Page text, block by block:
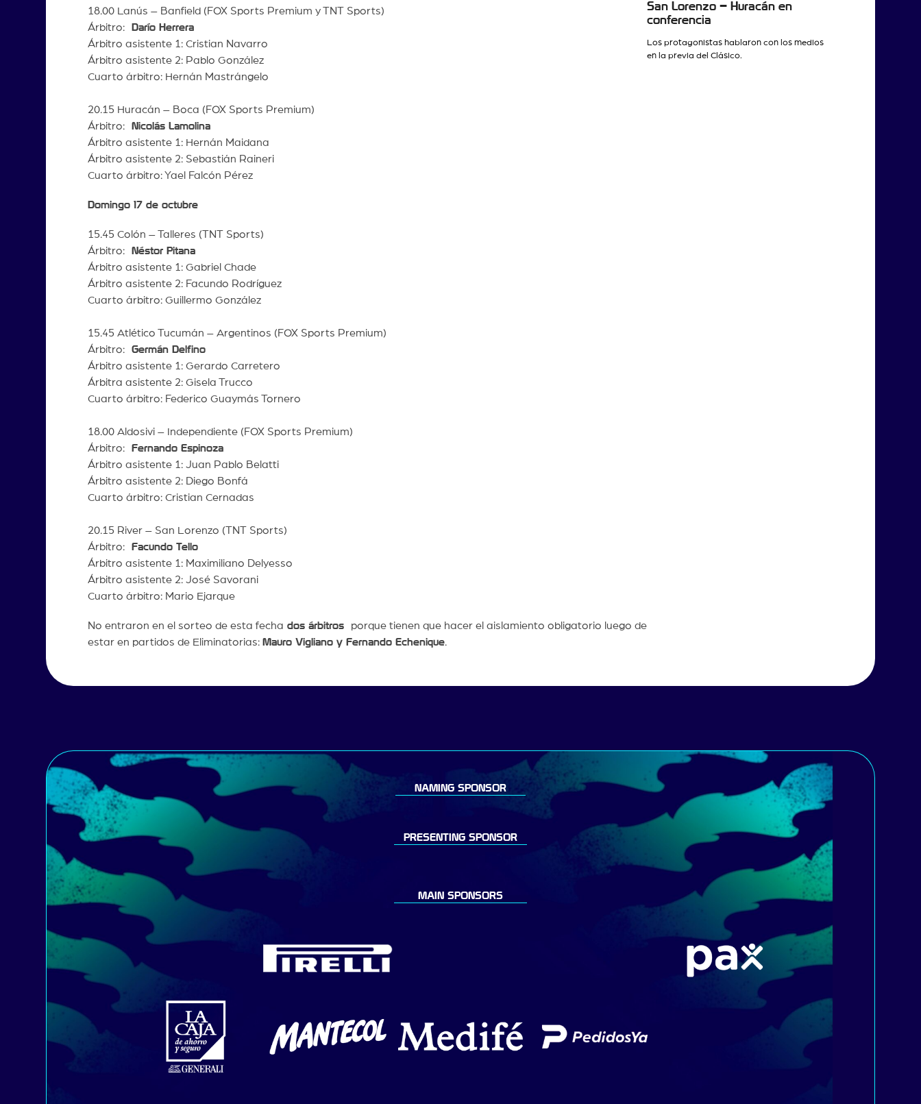
18.00 Lanús – Banfield (FOX Sports Premium y TNT Sports)
Árbitro:
Darío Herrera
Árbitro asistente 1: Cristian Navarro
Árbitro asistente 2: Pablo González
Cuarto árbitro: Hernán Mastrángelo
20.15 Huracán – Boca (FOX Sports Premium)
Árbitro: Nicolás Lamolina
Árbitro asistente 1: Hernán Maidana
Árbitro asistente 2: Sebastián Raineri
Cuarto árbitro: Yael Falcón Pérez
Domingo 17 de octubre
15.45 Colón – Talleres (TNT Sports)
Árbitro: Néstor Pitana
Árbitro asistente 1: Gabriel Chade
Árbitro asistente 2: Facundo Rodríguez
Cuarto árbitro: Guillermo González
15.45 Atlético Tucumán – Argentinos (FOX Sports Premium)
Árbitro: Germán Delfino
Árbitro asistente 1: Gerardo Carretero
Árbitra asistente 2: Gisela Trucco
Cuarto árbitro: Federico Guaymás Tornero
18.00 Aldosivi – Independiente (FOX Sports Premium)
Árbitro: Fernando Espinoza
Árbitro asistente 1: Juan Pablo Belatti
Árbitro asistente 2: Diego Bonfá
Cuarto árbitro: Cristian Cernadas
20.15 River – San Lorenzo (TNT Sports)
Árbitro: Facundo Tello
Árbitro asistente 1: Maximiliano Delyesso
Árbitro asistente 2: José Savorani
Cuarto árbitro: Mario Ejarque
No entraron en el sorteo de esta fecha dos árbitrosporque tienen que hacer el aislamiento obligatorio luego de
estar en partidos de Eliminatorias: Mauro Vigliano y Fernando Echenique.
San Lorenzo – Huracán en
conferencia
Los protagonistas hablaron con los medios
en la previa del Clásico.
NAMING SPONSOR
PRESENTING SPONSOR
MAIN SPONSORS